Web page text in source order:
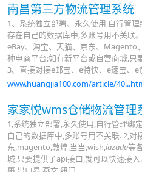
南昌第三方物流管理系统
1、系统独立部署、永久使用,自行管
存在自己的数据库中,多账号用不关联
eBay、淘宝、天猫、京东、Magento
种电商平台;如有新平台或自营商城,只
3、直接对接e邮宝、e特快、e速宝、e
www.huangjia100.com/article/
家家悦wms仓储物流管理
1,系统独立部署,永久使用,自行管理绑
自己的数据库中,多账号用不关联. 2,
东,magento,敦煌,当当,wish,lazada等
城,只要提供了api接口,就可以快速接